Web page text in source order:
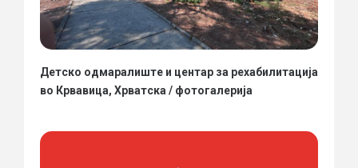
Детско одмаралиште и центар за рехабилитација
во Крвавица, Хрватска / фотогалерија